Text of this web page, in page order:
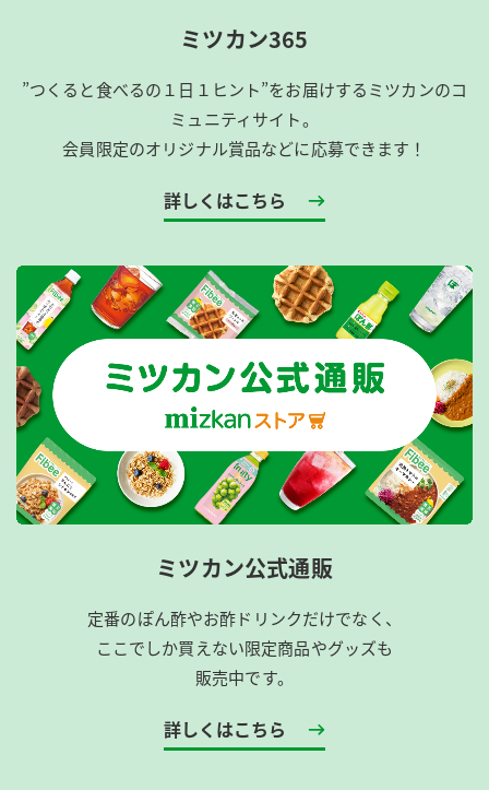
ミツカン365
”つくると食べるの１日１ヒント”をお届けするミツカンのコ
ミュニティサイト。
会員限定のオリジナル賞品などに応募できます！
詳しくはこちら
ミツカン公式通販
定番のぽん酢やお酢ドリンクだけでなく、
ここでしか買えない限定商品やグッズも
販売中です。
詳しくはこちら